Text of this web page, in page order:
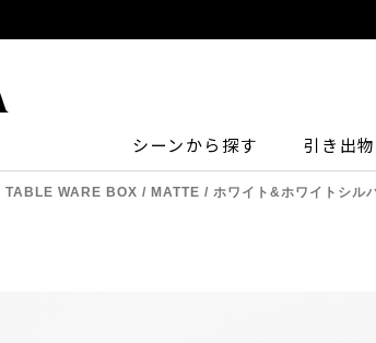
シーンから探す 引き出
TABLE WARE BOX / MATTE / ホワイト&ホワイトシル